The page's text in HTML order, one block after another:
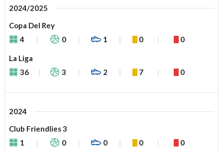
2024/2025
Copa Del Rey
4
0 1 0 0
La Liga
36
3 2 7 0
2024
Club Friendlies 3
1
0 0 0 0